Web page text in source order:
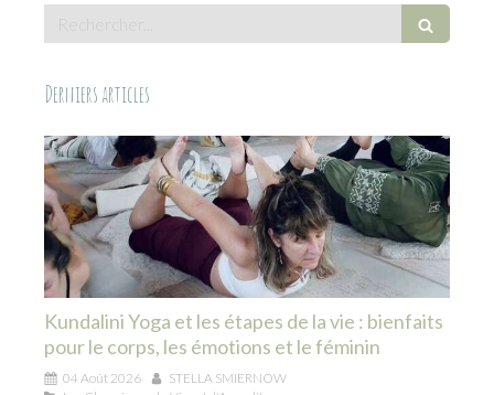
Derniers articles
Kundalini Yoga et les étapes de la vie : bienfaits
pour le corps, les émotions et le féminin
04 Août 2026
STELLA SMIERNOW